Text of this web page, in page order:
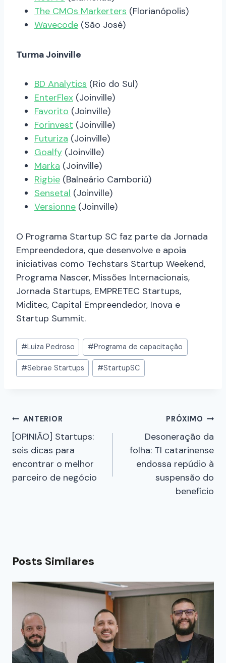
The CMOs Markerters (Florianópolis)
Wavecode (São José)
Turma Joinville
BD Analytics (Rio do Sul)
EnterFlex (Joinville)
Favorito (Joinville)
Forinvest (Joinville)
Futuriza (Joinville)
Goalfy (Joinville)
Marka (Joinville)
Rigbie (Balneário Camboriú)
Sensetal (Joinville)
Versionne (Joinville)
O Programa Startup SC faz parte da Jornada
Empreendedora, que desenvolve e apoia
iniciativas como Techstars Startup Weekend,
Programa Nascer, Missões Internacionais,
Jornada Startups, EMPRETEC Startups,
Miditec, Capital Empreendedor, Inova e
Startup Summit.
#Luiza Pedroso #Programa de capacitação
#Sebrae Startups #StartupSC
ANTERIOR
[OPINIÃO] Startups:
seis dicas para
encontrar o melhor
parceiro de negócio
PRÓXIMO
Desoneração da
folha: TI catarinense
endossa repúdio à
suspensão do
benefício
Posts Similares